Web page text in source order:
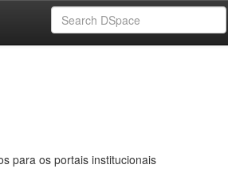
para os portais institucionais